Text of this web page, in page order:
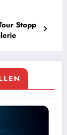
Stopp